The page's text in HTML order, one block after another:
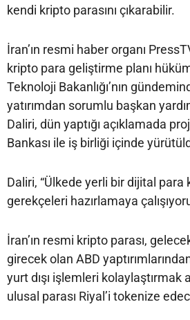
kendi kripto parasını çıkarabilir.
İran’ın resmi haber organı
kripto para geliştirme planı
Teknoloji Bakanlığı’nın
yatırımdan sorumlu başkan
Daliri, dün yaptığı açıklamada
Bankası ile iş birliği içinde
Daliri, “Ülkede yerli bir dijital para
gerekçeleri hazırlamaya
İran’ın resmi kripto parası,
girecek olan ABD
yurt dışı işlemleri kolaylaştırmak
ulusal parası Riyal’i tokenize